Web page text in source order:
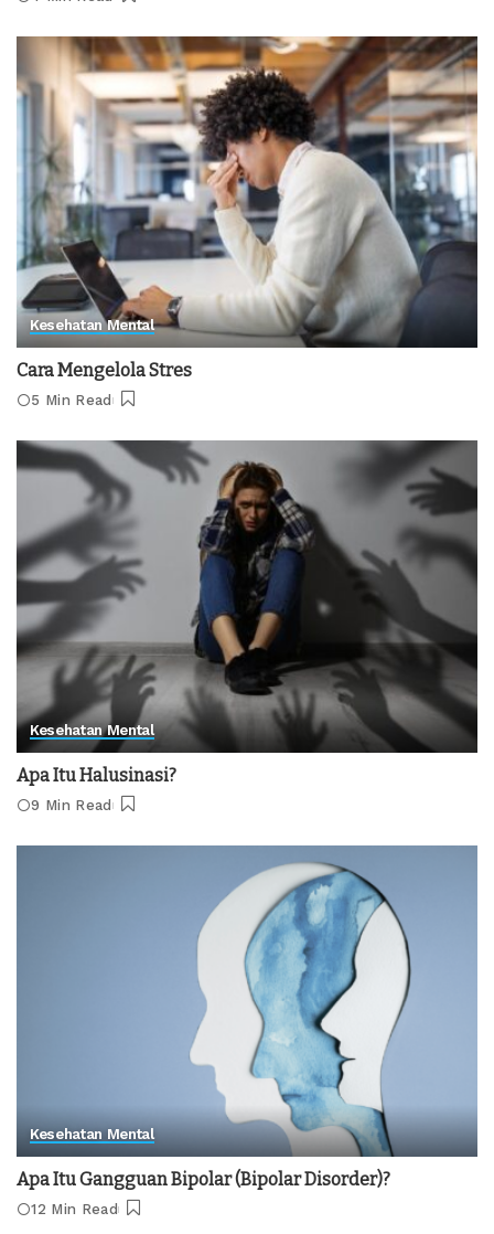
Kesehatan Mental
Cara Mengelola Stres
5 Min Read
Kesehatan Mental
Apa Itu Halusinasi?
9 Min Read
Kesehatan Mental
Apa Itu Gangguan Bipolar (Bipolar Disorder)?
12 Min Read